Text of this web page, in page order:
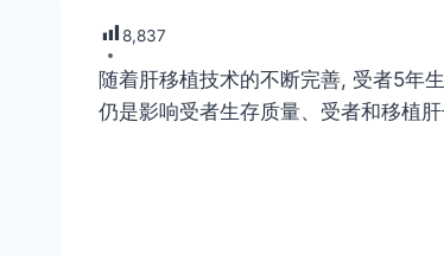
8,837
随着肝移植技术的不断完善, 受者5年
仍是影响受者生存质量、受者和移植